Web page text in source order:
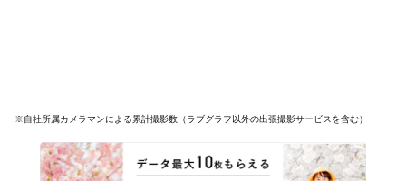
※自社所属カメラマンによる累計撮影数（ラブグラフ以外の出張撮影サービスを含む）